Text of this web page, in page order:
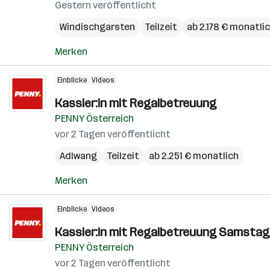
Gestern veröffentlicht
Windischgarsten
Teilzeit ab 2.178 €
Merken
Einblicke Videos
Kassier:in mit Regalbetreuung
PENNY Österreich
vor 2 Tagen veröffentlicht
Adlwang
Teilzeit ab 2.251 € monatlich
Merken
Einblicke Videos
Kassier:in mit Regalbetreuung Samstag
PENNY Österreich
vor 2 Tagen veröffentlicht